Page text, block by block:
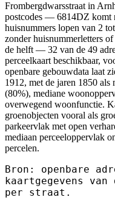
Frombergdwarsstraat in
postcodes — 6814DZ komt
huisnummers lopen van 2
zonder huisnummerletters
de helft — 32 van de 49
perceelkaart beschikbaar,
openbare gebouwdata laat
1912, met de jaren 1850
(80%), mediane
overwegend woonfunctie.
groenobjecten vooral als
parkeervlak met open
mediaan perceeloppervlak
percelen.
Bron: openbare
kaartgegevens van
per straat.